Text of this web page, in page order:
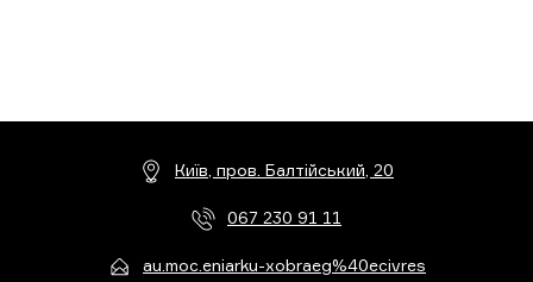
Київ, пров. Балтійський, 20
067 230 91 11
au.moc.eniarku-xobraeg%40ecivres